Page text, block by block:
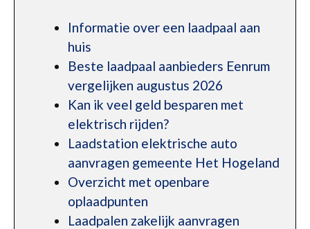
Informatie over een laadpaal aan
huis
Beste laadpaal aanbieders Eenrum
vergelijken augustus 2026
Kan ik veel geld besparen met
elektrisch rijden?
Laadstation elektrische auto
aanvragen gemeente Het Hogeland
Overzicht met openbare
oplaadpunten
Laadpalen zakelijk aanvragen